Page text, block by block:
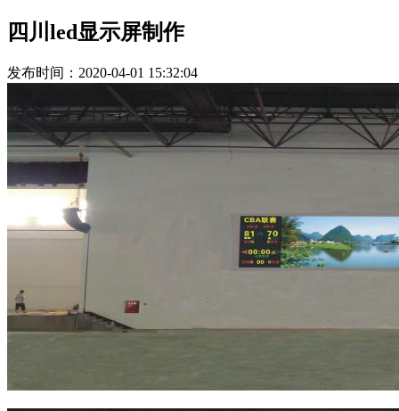
四川led显示屏制作
发布时间：2020-04-01 15:32:04